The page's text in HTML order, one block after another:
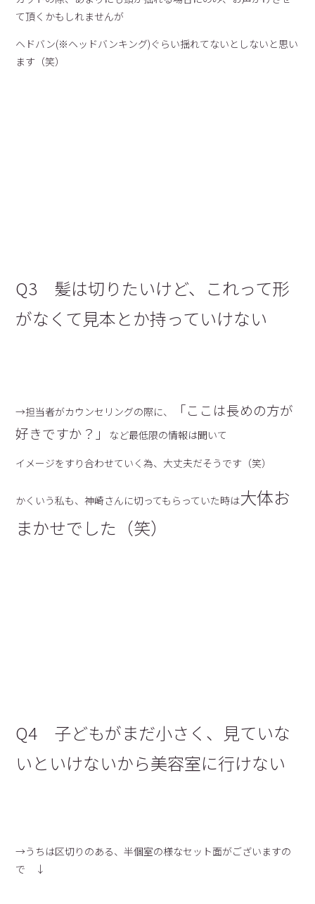
て頂くかもしれませんが
ヘドバン(※ヘッドバンキング)ぐらい揺れてないとしないと思い
ます（笑）
Q3 髪は切りたいけど、これって形
がなくて見本とか持っていけない
→担当者がカウンセリングの際に、
「ここは長めの方が
好きですか？」
など最低限の情報は聞いて
イメージをすり合わせていく為、大丈夫だそうです（笑）
かくいう私も、神崎さんに切ってもらっていた時は大体お
まかせでした（笑）
Q4 子どもがまだ小さく、見ていな
いといけないから美容室に行けない
→うちは区切りのある、半個室の様なセット面がございますの
で ↓